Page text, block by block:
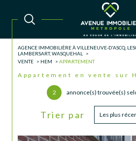
AGENCE IMMOBILIÈRE À VILLENEUVE-D'ASCQ,
LAMBERSART, WASQUEHAL
VENTE
HEM APPARTEMENT
Appartement en vente sur
2 annonce(s) trouvée(s)
Trier par Les plus